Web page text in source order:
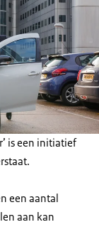
is een initiatief
een aantal
aan kan